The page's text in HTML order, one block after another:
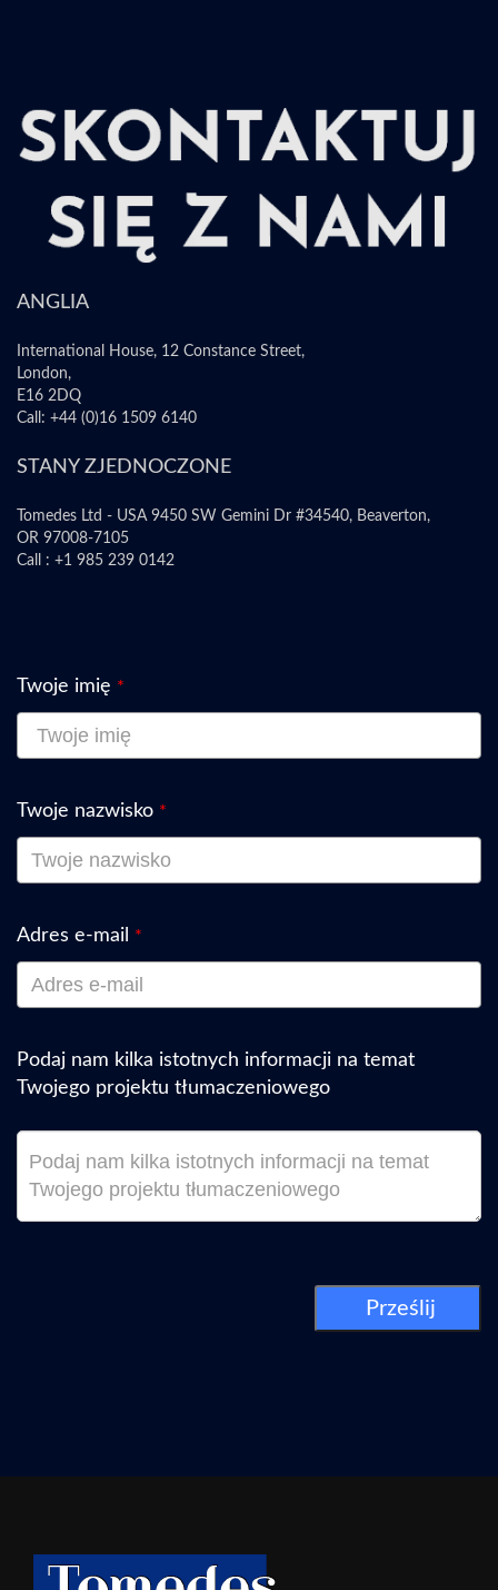
ANGLIA
International House, 12 Constance Street,
London,
E16 2DQ
Call: +44 (0)16 1509 6140
STANY ZJEDNOCZONE
Tomedes Ltd - USA 9450 SW Gemini Dr #34540, Beaverton,
OR 97008-7105
Call : +1 985 239 0142
Twoje imię *
Twoje nazwisko *
Adres e-mail *
Podaj nam kilka istotnych informacji na temat
Twojego projektu tłumaczeniowego
Prześlij